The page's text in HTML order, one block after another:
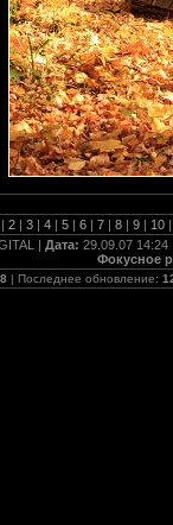
| 2 | 3 | 4 | 5 | 6 | 7 | 8 | 9 | 10 |
| Дата: 29.09.07
Фокусное
| Последнее обновление: